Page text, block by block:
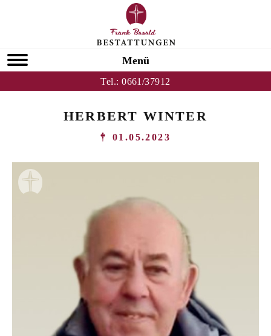
Menü
Tel.:0661/37912
HERBERT WINTER
01.05.2023